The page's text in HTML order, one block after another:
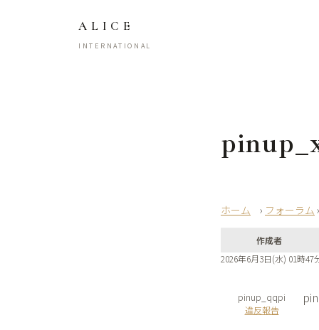
ALICE
INTERNATIONAL
› フォーラム ›
作成者
2026年6月3日(水) 01時47
pinup_qqpi
違反報告